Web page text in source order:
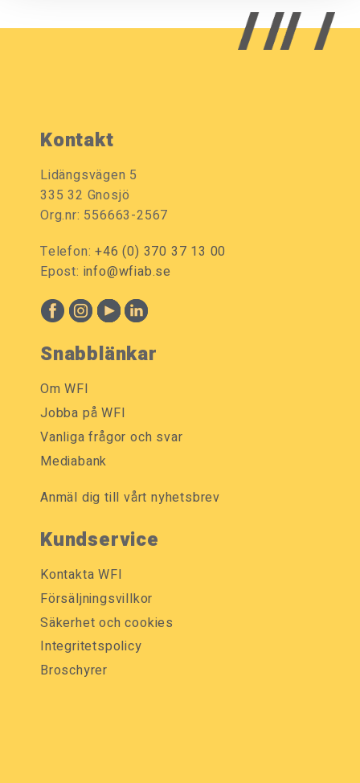
Kontakt
Lidängsvägen 5
335 32 Gnosjö
Org.nr: 556663-2567
Telefon:+46 (0) 370 37 13 00
Epost: info@wfiab.se
Snabblänkar
Om WFI
Jobba på WFI
Vanliga frågor och svar
Mediabank
Anmäl dig till vårt nyhetsbrev
Kundservice
Kontakta WFI
Försäljningsvillkor
Säkerhet och cookies
Integritetspolicy
Broschyrer